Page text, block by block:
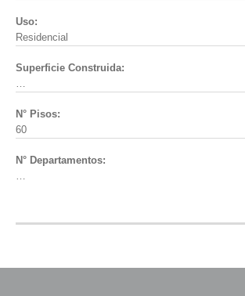
Uso:
Residencial
Superficie Construida:
…
N° Pisos:
60
N° Departamentos:
…